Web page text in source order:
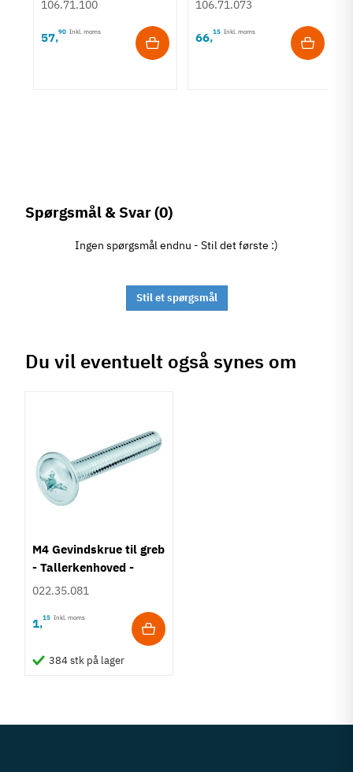
106.71.100
57,90 Inkl. moms
106.71.073
66,15 Inkl. moms
Spørgsmål & Svar(0)
Ingen spørgsmål endnu - Stil det første :)
Stil et spørgsmål
Du vil eventuelt også synes om
M4 Gevindskrue til greb
- Tallerkenhoved -
Krydskærv
022.35.081
1,15 Inkl. moms
384 stk på lager